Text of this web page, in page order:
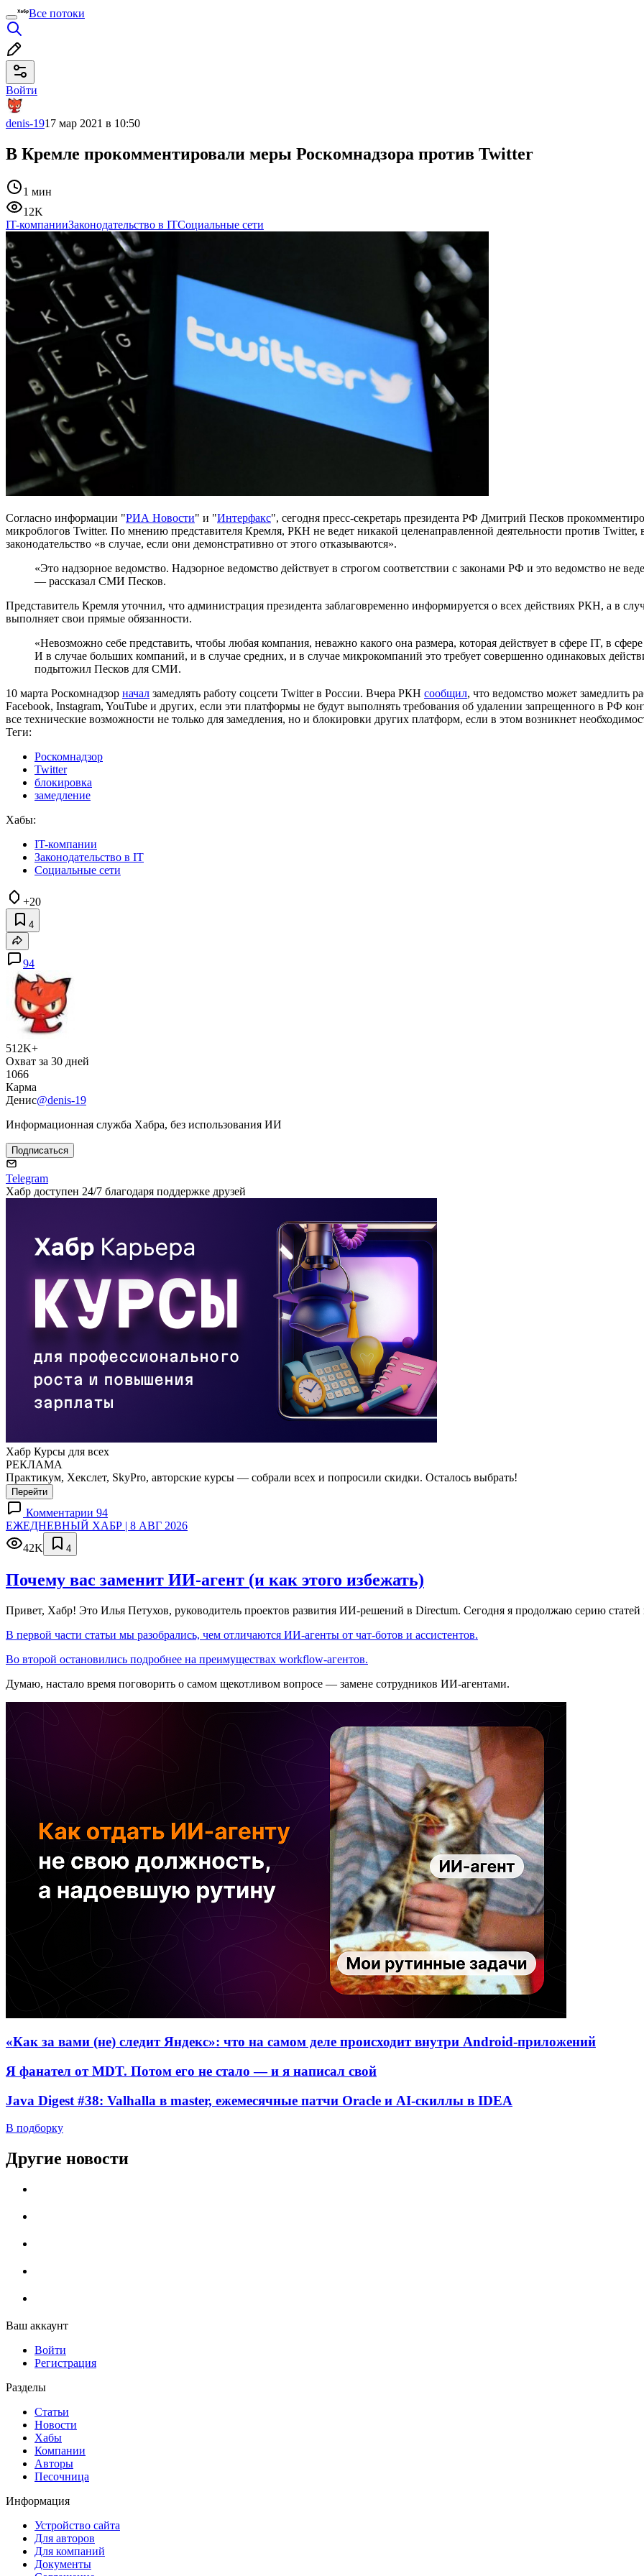
Все потоки
Войти
denis-1917 мар 2021 в 10:50
В Кремле прокомментировали меры Роскомнадзора против Twitter
1 мин
12K
IT-компанииЗаконодательство в ITСоциальные сети
Согласно информации "РИА Новости" и "Интерфакс", сегодня пресс-секретарь президента РФ Дмитрий Песков
микроблогов Twitter. По мнению представителя Кремля, РКН не ведет никакой целенаправленной деятельности против
законодательство «в случае, если они демонстративно от этого отказываются».
«Это надзорное ведомство. Надзорное ведомство действует в строгом соответствии с законами РФ и это ведомство не
— рассказал СМИ Песков.
Представитель Кремля уточнил, что администрация президента заблаговременно информируется о всех действиях РКН, а в
выполняет свои прямые обязанности.
«Невозможно себе представить, чтобы любая компания, неважно какого она размера, которая действует в сфере IT, в
И в случае больших компаний, и в случае средних, и в случае микрокомпаний это требует совершенно одинаковых
подытожил Песков для СМИ.
10 марта Роскомнадзор начал замедлять работу соцсети Twitter в России. Вчера РКН сообщил, что ведомство может замедлить
Facebook, Instagram, YouTube и других, если эти платформы не будут выполнять требования об удалении запрещенного в РФ
все технические возможности не только для замедления, но и блокировки других платформ, если в этом возникнет
Теги:
Роскомнадзор
Twitter
блокировка
замедление
Хабы:
IT-компании
Законодательство в IT
Социальные сети
+20
4
94
512K+
Охват за 30 дней
1066
Карма
Денис@denis-19
Информационная служба Хабра, без использования ИИ
Подписаться
Telegram
Хабр доступен 24/7 благодаря поддержке друзей
Хабр Курсы для всех
РЕКЛАМА
Практикум, Хекслет, SkyPro, авторские курсы — собрали всех и попросили скидки. Осталось выбрать!
Перейти
Комментарии 94
ЕЖЕДНЕВНЫЙ ХАБР | 8 АВГ 2026
42K
4
Почему вас заменит ИИ‑агент (и как этого избежать)
Привет, Хабр! Это Илья Петухов, руководитель проектов развития ИИ-решений в Directum. Сегодня я продолжаю серию
В первой части статьи мы разобрались, чем отличаются ИИ-агенты от чат-ботов и ассистентов.
Во второй остановились подробнее на преимуществах workflow-агентов.
Думаю, настало время поговорить о самом щекотливом вопросе — замене сотрудников ИИ-агентами.
«Как за вами (не) следит Яндекс»: что на самом деле происходит внутри Android-приложений
Я фанател от MDT. Потом его не стало — и я написал свой
Java Digest #38: Valhalla в master, ежемесячные патчи Oracle и AI-скиллы в IDEA
В подборку
Другие новости
Ваш аккаунт
Войти
Регистрация
Разделы
Статьи
Новости
Хабы
Компании
Авторы
Песочница
Информация
Устройство сайта
Для авторов
Для компаний
Документы